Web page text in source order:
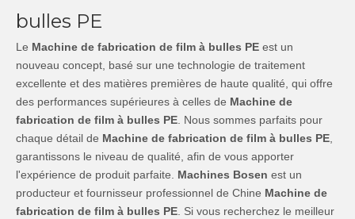
bulles PE
Le Machine de fabrication de film à bulles PE est un
nouveau concept, basé sur une technologie de traitement
excellente et des matières premières de haute qualité, qui offre
des performances supérieures à celles de Machine de
fabrication de film à bulles PE . Nous sommes parfaits pour
chaque détail de Machine de fabrication de film à bulles PE
garantissons le niveau de qualité, afin de vous apporter
l'expérience de produit parfaite. Machines Bosen est un
producteur et fournisseur professionnel de Chine Machine de
fabrication de film à bulles PE . Si vous recherchez le meilleur